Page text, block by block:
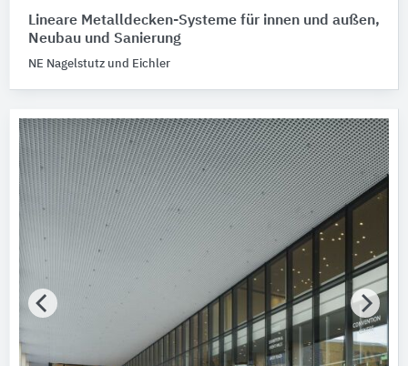
Lineare Metalldecken-Systeme für innen und außen,
Neubau und Sanierung
NE Nagelstutz und Eichler